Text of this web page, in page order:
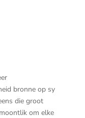
bronne op sy
die groot
om elke